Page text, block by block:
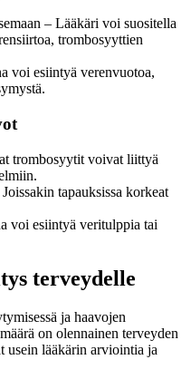
– Lääkäri voi suositella
trombosyyttien
voi esiintyä verenvuotoa,
trombosyytit voivat liittyä
tapauksissa korkeat
voi esiintyä veritulppia tai
terveydelle
ja haavojen
on olennainen terveyden
usein lääkärin arviointia ja